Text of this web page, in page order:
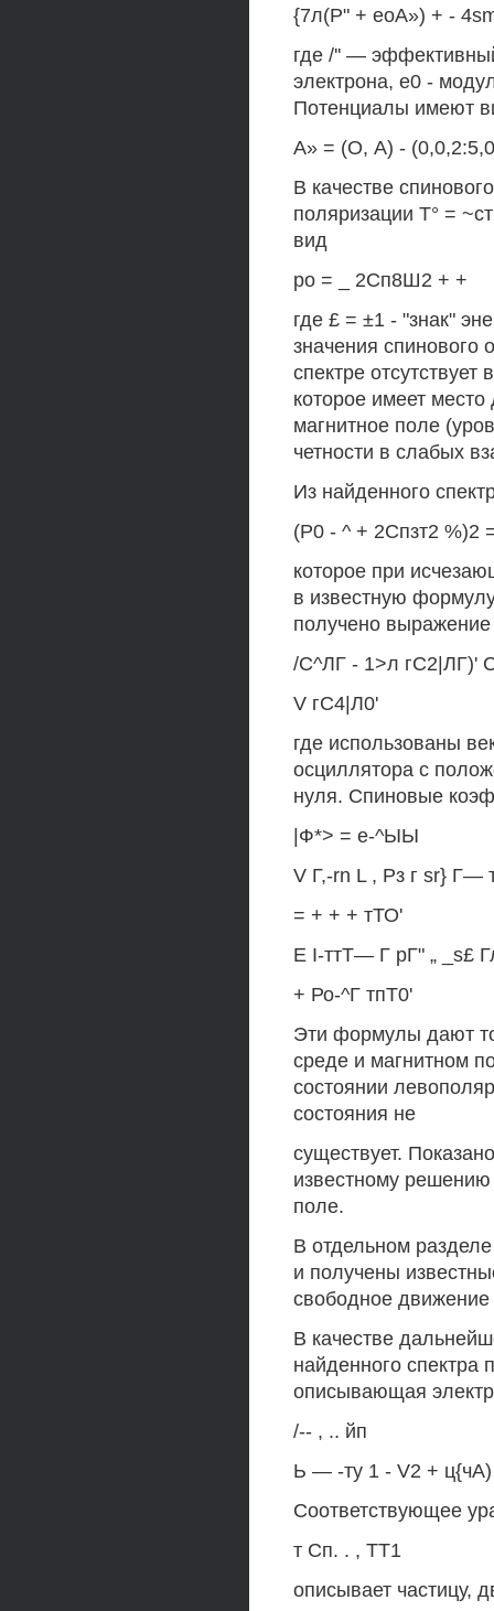
{7л(Р" + еоА») + -
где /'' —
электрона, е0 -
Потенциалы имеют
А» = (О, А) -
В качестве
поляризации Т° =
вид
ро = _ 2Сп8Ш2 + +
где £ = ±1 - "знак"
значения спинового
спектре
которое имеет
магнитное поле
четности в слабых
Из найденного
(Р0 - ^ + 2Спзт2 %)2
которое при
в известную
получено выражение
/С^ЛГ - 1>л гС2|ЛГ)'
V гС4|Л0'
где использованы
осциллятора с
нуля. Спиновые
|Ф*> = е-^ЫЫ
V Г,-rn L , Рз г sr} Г—
= + + + тТО'
Е I-ттТ— Г рГ" „ _s£
+ Ро-^Г тпТ0'
Эти формулы дают
среде и магнитном
состоянии
состояния не
существует.
известному
поле.
В отдельном
и получены
свободное
В качестве
найденного спектра
описывающая
/-- , .. йп
Ь — -ту 1 - V2 +
Соответствующее
т Сп. . , ТТ1
описывает частицу,